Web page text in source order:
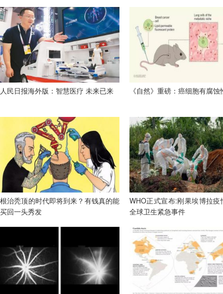
人民日报海外版：智慧医疗 未来已来 《自然》重磅：癌细胞有腐蚀
根治秃顶的时代即将到来？有钱真的能
买回一头秀发
WHO正式宣布:刚果埃博拉疫
全球卫生紧急事件